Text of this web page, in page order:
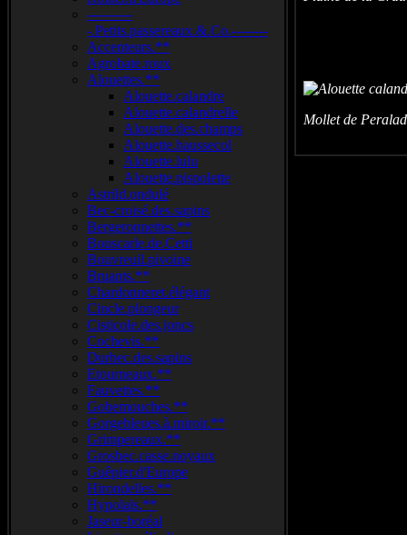
----------
-.Petits.passereaux.&.Co.--------
Accenteurs.**
Agrobate.roux
Alouettes.**
Alouette.calandre
Alouette.calandrelle
Alouette.des.champs
Alouette.haussecol
Alouette.lulu
Alouette.pispolette
Astrild.ondulé
Bec-croisé.des.sapins
Bergeronnettes.**
Bouscarle.de.Cetti
Bouvreuil.pivoine
Bruants.**
Chardonneret.élégant
Cincle.plongeur
Cisticole.des.joncs
Cochevis.**
Durbec.des.sapins
Etourneaux.**
Fauvettes.**
Gobemouches.**
Gorgebleues.à.miroir.**
Grimpereaux.**
Grosbec.casse.noyaux
Guêpier.d'Europe
Hirondelles.**
Hypolaïs.**
Jaseur-boréal
Mollet de